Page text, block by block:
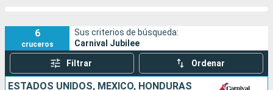
6
cruceros
Sus criterios de búsqueda:
Carnival Jubilee
Filtrar Ordenar
ESTADOS UNIDOS, MÉXICO, HONDURAS